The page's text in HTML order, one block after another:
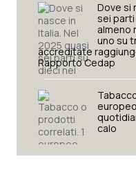
Dove si
sei
almeno
uno su
accreditate
Rapporto Cedap
calo